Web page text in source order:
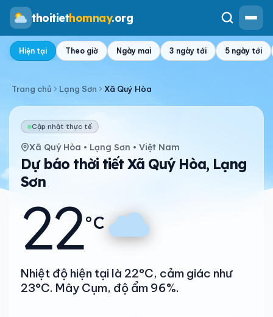
thoitiethomnay.org
Hiện tại Theo giờ Ngày mai 3 ngày tới 5 ngày tới
Trang chủ Lạng Sơn Xã Quý Hòa
Cập nhật thực tế
Xã Quý Hòa • Lạng Sơn • Việt Nam
Dự báo thời tiết Xã Quý Hòa, Lạng
Sơn
22°C
Nhiệt độ hiện tại là 22°C, cảm giác như
23°C. Mây Cụm, độ ẩm 96%.